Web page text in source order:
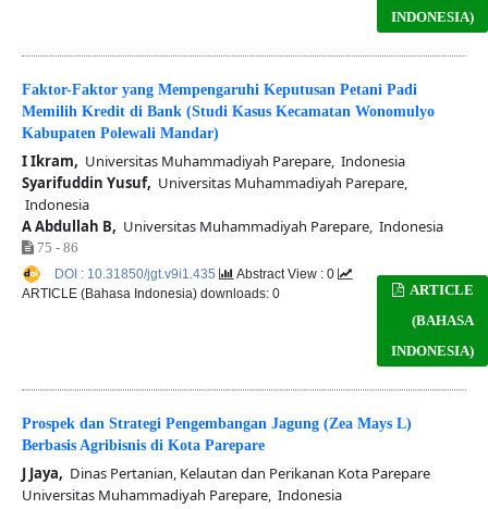
INDONESIA)
Faktor-Faktor yang Mempengaruhi Keputusan Petani Padi
Memilih Kredit di Bank (Studi Kasus Kecamatan Wonomulyo
Kabupaten Polewali Mandar)
I Ikram, Universitas Muhammadiyah Parepare, Indonesia
Syarifuddin Yusuf, Universitas Muhammadiyah Parepare,
Indonesia
A Abdullah B, Universitas Muhammadiyah Parepare, Indonesia
75 - 86
ARTICLE
(BAHASA
INDONESIA)
DOI : 10.31850/jgt.v9i1.435
Abstract View : 0
ARTICLE (Bahasa Indonesia) downloads: 0
Prospek dan Strategi Pengembangan Jagung (Zea Mays L)
Berbasis Agribisnis di Kota Parepare
J Jaya, Dinas Pertanian, Kelautan dan Perikanan Kota Parepare
Universitas Muhammadiyah Parepare, Indonesia